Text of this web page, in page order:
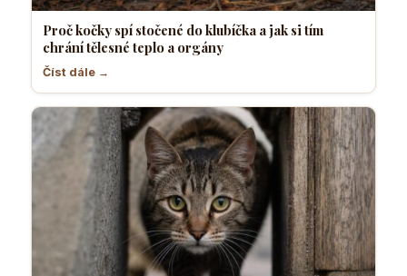
Proč kočky spí stočené do klubíčka a jak si tím
chrání tělesné teplo a orgány
Číst dále →